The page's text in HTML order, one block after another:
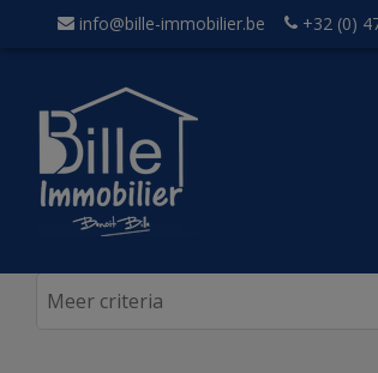
info@bille-immobilier.be +32 (0)